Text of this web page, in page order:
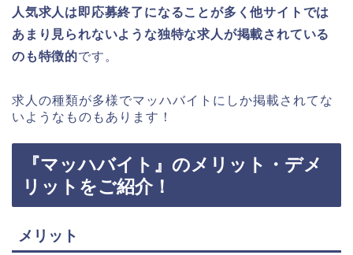
人気求人は即応募終了になることが多く他サイトでは
あまり見られないような独特な求人が掲載されている
のも特徴的です。
求人の種類が多様でマッハバイトにしか掲載されてな
いようなものもあります！
『マッハバイト』のメリット・デメ
リットをご紹介！
メリット